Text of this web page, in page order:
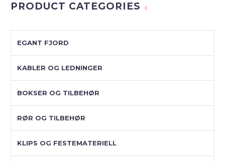
PRODUCT CATEGORIES
EGANT FJORD
KABLER OG LEDNINGER
BOKSER OG TILBEHØR
RØR OG TILBEHØR
KLIPS OG FESTEMATERIELL